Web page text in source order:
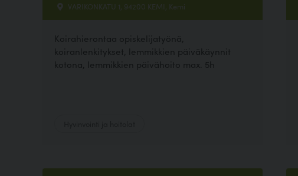
VARIKONKATU 1, 94200 KEMI, Kemi
Koirahierontaa opiskelijatyönä,
koiranlenkitykset, lemmikkien päiväkäynnit
kotona, lemmikkien päivähoito max. 5h